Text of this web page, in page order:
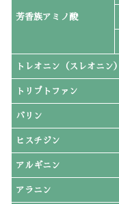
芳香族アミノ酸
トレオニン（スレオニン）
トリプトファン
バリン
ヒスチジン
アルギニン
アラニン